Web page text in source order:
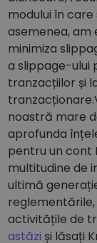
modului în
asemenea,
minimiza
a slippage-ului
tranzacțiilor și
noastră mare
aprofunda
pentru un cont
multitudine de
ultimă
activitățile de
astăzi și lăsați